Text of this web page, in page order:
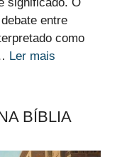
entre
como
Ler mais
BÍBLIA